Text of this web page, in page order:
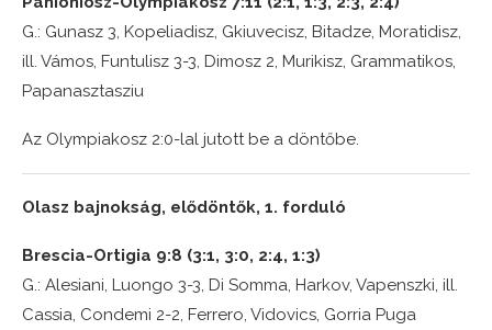
G.: Gunasz 3, Kopeliadisz, Gkiuvecisz, Bitadze, Moratidisz,
ill. Vámos, Funtulisz 3-3, Dimosz 2, Murikisz, Grammatikos,
Papanasztasziu
Az Olympiakosz 2:0-lal jutott be a döntőbe.
Olasz bajnokság, elődöntők, 1. forduló
Brescia-Ortigia 9:8 (3:1, 3:0, 2:4, 1:3)
G.: Alesiani, Luongo 3-3, Di Somma, Harkov, Vapenszki, ill.
Cassia, Condemi 2-2, Ferrero, Vidovics, Gorria Puga